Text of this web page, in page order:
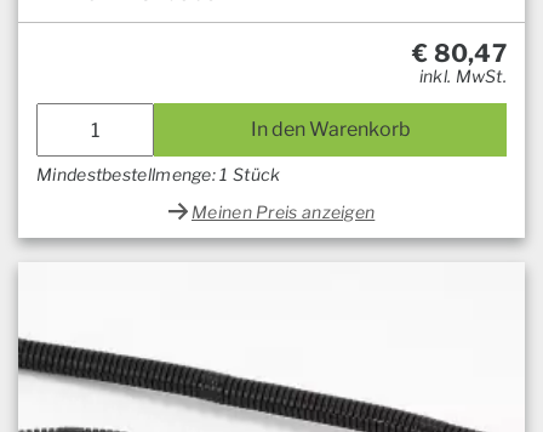
€ 80,47
inkl. MwSt.
In den Warenkorb
Mindestbestellmenge: 1 Stück
Meinen Preis anzeigen